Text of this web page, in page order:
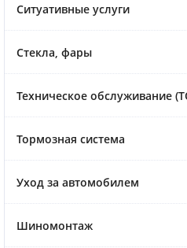
Ситуативные услуги
Стекла, фары
Техническое обслуживание
Тормозная система
Уход за автомобилем
Шиномонтаж